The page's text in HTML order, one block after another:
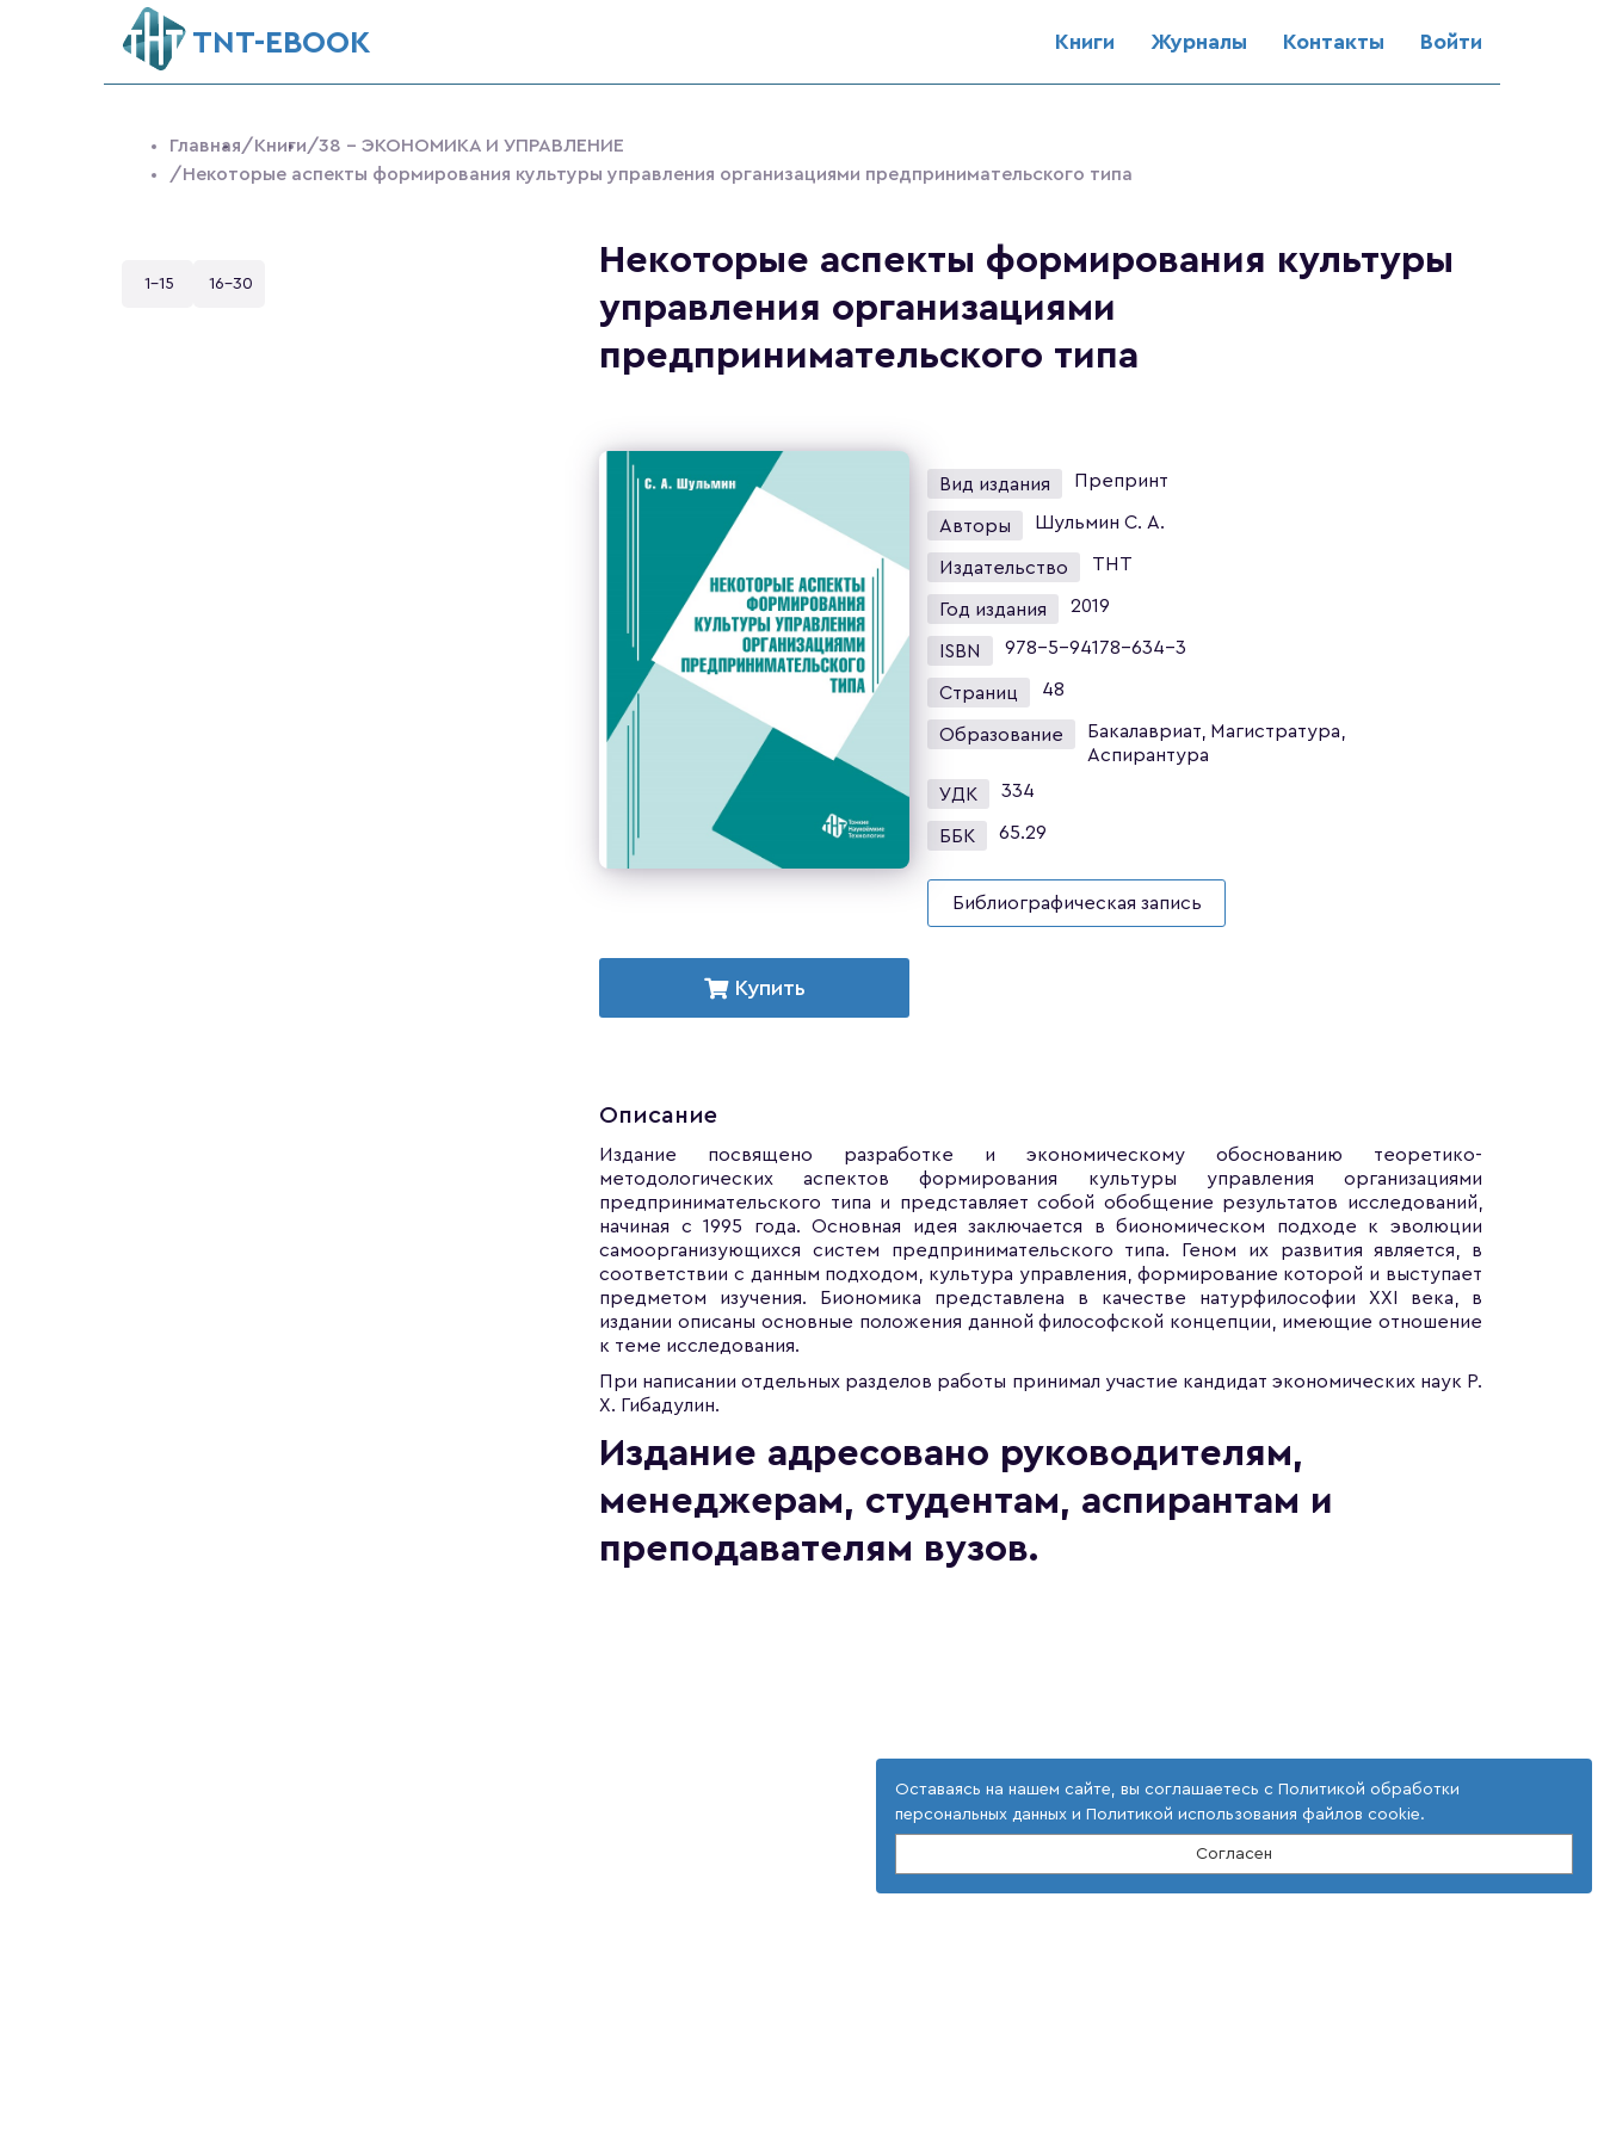
ТNT-EBOOK Книги Журналы Контакты Войти
Главная/Книги/38 - ЭКОНОМИКА И УПРАВЛЕНИЕ
/Некоторые аспекты формирования культуры управления организациями предпринимательского типа
1-15 16-30
Некоторые аспекты формирования культуры
управления организациями
предпринимательского типа
Купить
Вид издания Препринт
Авторы Шульмин С. А.
Издательство ТНТ
Год издания 2019
ISBN 978-5-94178-634-3
Страниц 48
Образование
Бакалавриат, Магистратура,
Аспирантура
УДК 334
ББК 65.29
Библиографическая запись
Описание
Издание посвящено разработке и экономическому обоснованию теоретико-
методологических аспектов формирования культуры управления организациями
предпринимательского типа и представляет собой обобщение результатов исследований,
начиная с 1995 года. Основная идея заключается в биономическом подходе к эволюции
самоорганизующихся систем предпринимательского типа. Геном их развития является, в
соответствии с данным подходом, культура управления, формирование которой и выступает
предметом изучения. Биономика представлена в качестве натурфилософии XXI века, в
издании описаны основные положения данной философской концепции, имеющие отношение
к теме исследования.
При написании отдельных разделов работы принимал участие кандидат экономических наук Р.
Х. Гибадулин.
Издание адресовано руководителям,
менеджерам, студентам, аспирантам и
преподавателям вузов.
Оставаясь на нашем сайте, вы соглашаетесь с Политикой обработки
персональных данных и Политикой использования файлов cookie.
Согласен